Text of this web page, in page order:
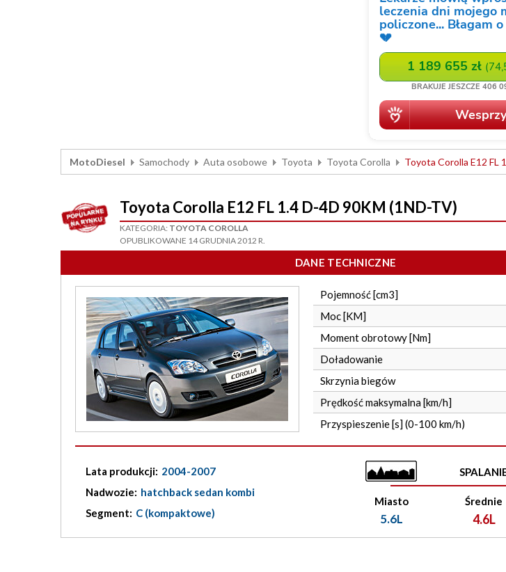
MotoDiesel Samochody Auta osobowe Toyota Toyota Corolla Toyota Corolla E12 FL
Toyota Corolla E12 FL 1.4 D-4D 90KM (1ND-TV)
KATEGORIA: TOYOTA COROLLA
OPUBLIKOWANE 14 GRUDNIA 2012 R.
DANE TECHNICZNE
Pojemność [cm3]
Moc [KM]
Moment obrotowy [Nm]
Doładowanie
Skrzynia biegów
Prędkość maksymalna [km/h]
Przyspieszenie [s] (0-100 km/h)
Lata produkcji: 2004-2007
Nadwozie: hatchback sedan kombi
Segment: C (kompaktowe)
Miasto
5.6L
Średnie
4.6L